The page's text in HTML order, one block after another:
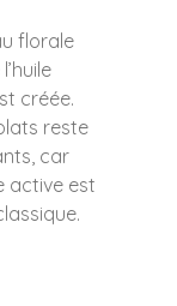
florale
créée.
reste
car
active est